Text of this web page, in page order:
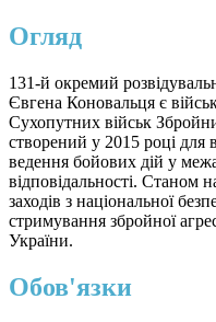
Огляд
131-й окремий
Євгена Коновальця є
Сухопутних військ
створений у 2015 році для
ведення бойових дій у
відповідальності. Станом
заходів з національної
стримування збройної
України.
Обов'язки